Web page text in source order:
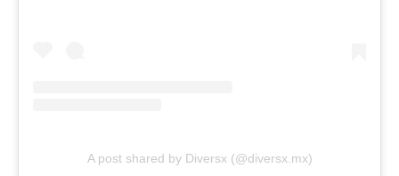
A post shared by Diversx (@diversx.mx)